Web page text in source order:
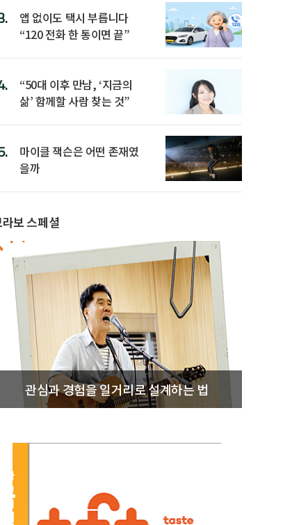
앱 없이도 택시 부릅니다
“120 전화 한 통이면 끝”
“50대 이후 만남, ‘지금의
삶’ 함께할 사람 찾는 것”
마이클 잭슨은 어떤 존재였
을까
보 스페셜
관심과 경험을 일거리로 설계하는 법